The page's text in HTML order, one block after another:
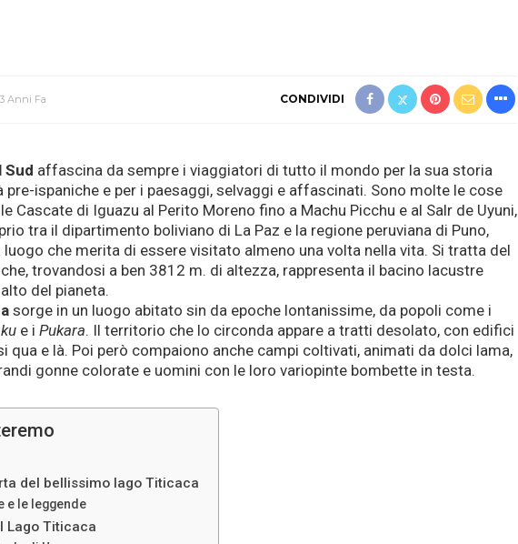
3 Anni Fa CONDIVIDI
Sud affascina da sempre i viaggiatori di tutto il mondo per la sua storia
pre-ispaniche e per i paesaggi, selvaggi e affascinati. Sono molte le cose
Cascate di Iguazu al Perito Moreno fino a Machu Picchu e al Salr de Uyuni,
tra il dipartimento boliviano di La Paz e la regione peruviana di Puno,
che merita di essere visitato almeno una volta nella vita. Si tratta del
che, trovandosi a ben 3812 m. di altezza, rappresenta il bacino lacustre
del pianeta.
sorge in un luogo abitato sin da epoche lontanissime, da popoli come i
e i Pukara. Il territorio che lo circonda appare a tratti desolato, con edifici
qua e là. Poi però compaiono anche campi coltivati, animati da dolci lama,
gonne colorate e uomini con le loro variopinte bombette in testa.
del bellissimo lago Titicaca
e le leggende
Lago Titicaca